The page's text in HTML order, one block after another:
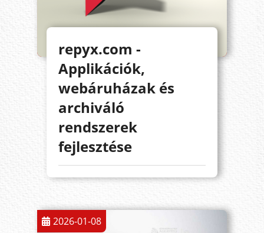
repyx.com -
Applikációk,
webáruházak és
archiváló
rendszerek
fejlesztése
2026-01-08